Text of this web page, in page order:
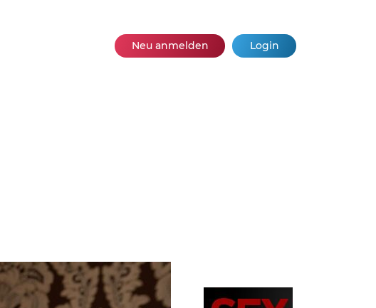
Neu anmelden Login